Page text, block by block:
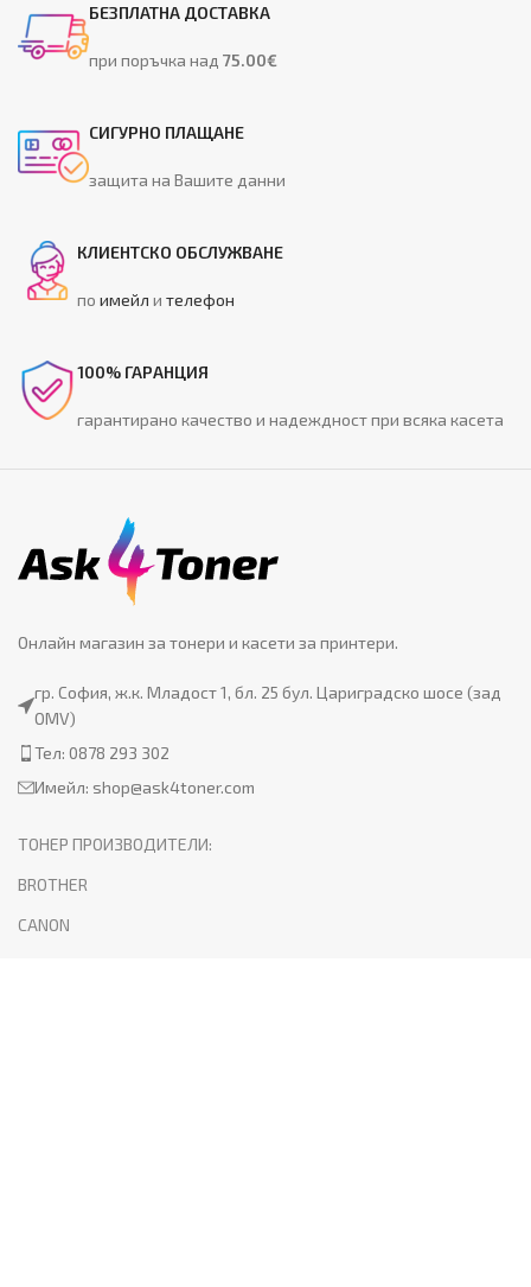
БЕЗПЛАТНА ДОСТАВКА
при поръчка над75.00€
СИГУРНО ПЛАЩАНЕ
защита на Вашите данни
КЛИЕНТСКО ОБСЛУЖВАНЕ
поимейл ителефон
100% ГАРАНЦИЯ
гарантирано качество и надеждност при всяка касета
Онлайн магазин за тонери и касети за принтери.
гр. София, ж.к. Младост 1, бл. 25 бул. Цариградско шосе (зад
OMV)
Тел: 0878 293 302
Имейл: shop@ask4toner.com
ТОНЕР ПРОИЗВОДИТЕЛИ:
BROTHER
CANON